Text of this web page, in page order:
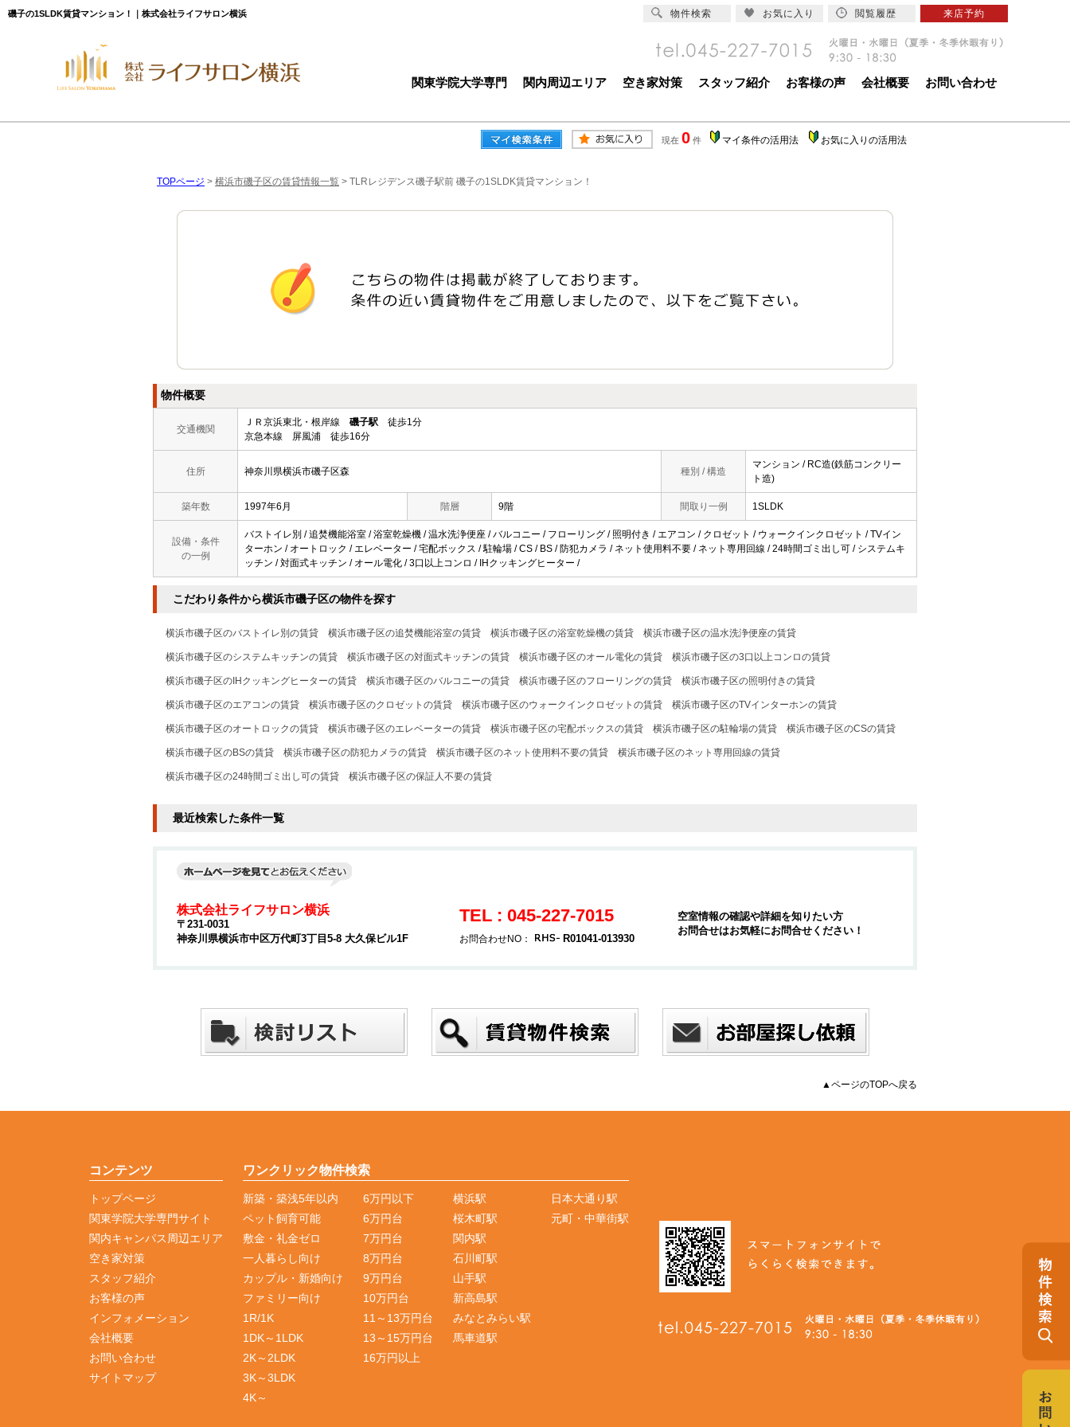
磯子の1SLDK賃貸マンション！｜株式会社ライフサロン横浜
関東学院大学専門 関内周辺エリア 空き家対策 スタッフ紹介 お客様の声 会社概要 お問い合わせ
現在 0 件 マイ条件の活用法 お気に入りの活用法
TOPページ > 横浜市磯子区の賃貸情報一覧 > TLRレジデンス磯子駅前 磯子の1SLDK賃貸マンション！
物件概要
交通機関
ＪＲ京浜東北・根岸線 磯子駅 徒歩1分
京急本線 屏風浦 徒歩16分
住所 神奈川県横浜市磯子区森 種別 / 構造
マンション / RC造(鉄筋コンクリー
ト造)
築年数 1997年6月 階層 9階 間取り一例 1SLDK
設備・条件
の一例
バストイレ別 / 追焚機能浴室 / 浴室乾燥機 / 温水洗浄便座 / バルコニー / フローリング / 照明付き / エアコン / クロゼット / ウォークインクロゼット / TVイン
ターホン / オートロック / エレベーター / 宅配ボックス / 駐輪場 / CS / BS / 防犯カメラ / ネット使用料不要 / ネット専用回線 / 24時間ゴミ出し可 / システムキ
ッチン / 対面式キッチン / オール電化 / 3口以上コンロ / IHクッキングヒーター /
こだわり条件から横浜市磯子区の物件を探す
横浜市磯子区のバストイレ別の賃貸 横浜市磯子区の追焚機能浴室の賃貸 横浜市磯子区の浴室乾燥機の賃貸 横浜市磯子区の温水洗浄便座の賃貸
横浜市磯子区のシステムキッチンの賃貸 横浜市磯子区の対面式キッチンの賃貸 横浜市磯子区のオール電化の賃貸 横浜市磯子区の3口以上コンロの賃貸
横浜市磯子区のIHクッキングヒーターの賃貸 横浜市磯子区のバルコニーの賃貸 横浜市磯子区のフローリングの賃貸 横浜市磯子区の照明付きの賃貸
横浜市磯子区のエアコンの賃貸 横浜市磯子区のクロゼットの賃貸 横浜市磯子区のウォークインクロゼットの賃貸 横浜市磯子区のTVインターホンの賃貸
横浜市磯子区のオートロックの賃貸 横浜市磯子区のエレベーターの賃貸 横浜市磯子区の宅配ボックスの賃貸 横浜市磯子区の駐輪場の賃貸 横浜市磯子区のCSの賃貸
横浜市磯子区のBSの賃貸 横浜市磯子区の防犯カメラの賃貸 横浜市磯子区のネット使用料不要の賃貸 横浜市磯子区のネット専用回線の賃貸
横浜市磯子区の24時間ゴミ出し可の賃貸 横浜市磯子区の保証人不要の賃貸
最近検索した条件一覧
株式会社ライフサロン横浜
〒231-0031
神奈川県横浜市中区万代町3丁目5-8 大久保ビル1F
TEL : 045-227-7015
お問合わせNO： R01041-013930
空室情報の確認や詳細を知りたい方
お問合せはお気軽にお問合せください！
▲ページのTOPへ戻る
コンテンツ
トップページ
関東学院大学専門サイト
関内キャンパス周辺エリア
空き家対策
スタッフ紹介
お客様の声
インフォメーション
会社概要
お問い合わせ
サイトマップ
ワンクリック物件検索
新築・築浅5年以内
ペット飼育可能
敷金・礼金ゼロ
一人暮らし向け
カップル・新婚向け
ファミリー向け
1R/1K
1DK～1LDK
2K～2LDK
3K～3LDK
4K～
6万円以下
6万円台
7万円台
8万円台
9万円台
10万円台
11～13万円台
13～15万円台
16万円以上
横浜駅
桜木町駅
関内駅
石川町駅
山手駅
新高島駅
みなとみらい駅
馬車道駅
日本大通り駅
元町・中華街駅
物件検索 お気に入り 閲覧履歴 来店予約